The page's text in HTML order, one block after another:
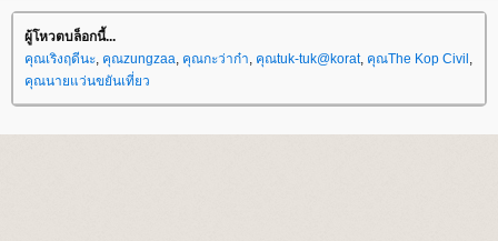
ผู้โหวตบล็อกนี้...
คุณเริงฤดีนะ, คุณzungzaa, คุณกะว่าก๋า, คุณtuk-tuk@korat, คุณThe Kop Civil ,
คุณนายแว่นขยันเที่ยว